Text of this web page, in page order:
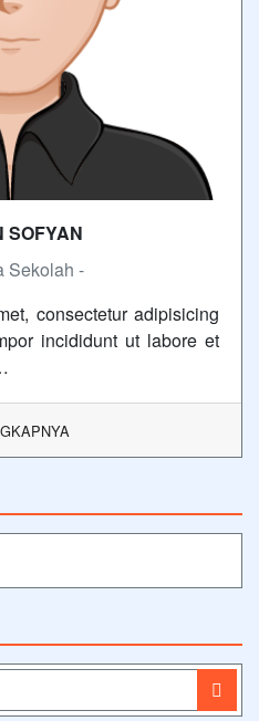
SOFYAN
Sekolah -
consectetur adipisicing
incididunt ut labore et